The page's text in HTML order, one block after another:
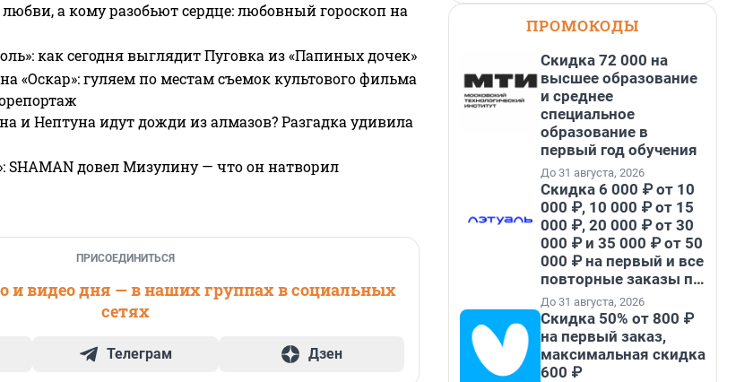
а кому разобьют сердце: любовный гороскоп на
как сегодня выглядит Пуговка из «Папиных дочек»
«Оскар»: гуляем по местам съемок культового фильма
и Нептуна идут дожди из алмазов? Разгадка удивила
SHAMAN довел Мизулину — что он натворил
ПРИСОЕДИНИТЬСЯ
и видео дня — в наших группах в социальных
сетях
Телеграм Дзен
ПРОМОКОДЫ
Скидка 72 000 на
высшее образование
и среднее
специальное
образование в
первый год обучения
До 31 августа, 2026
Скидка 6 000 ₽ от 10
000 ₽, 10 000 ₽ от 15
000 ₽, 20 000 ₽ от 30
000 ₽ и 35 000 ₽ от 50
000 ₽ на первый и все
повторные заказы по
промокоду НАБЕРИ
До 31 августа, 2026
Скидка 50% от 800 ₽
на первый заказ,
максимальная скидка
600 ₽